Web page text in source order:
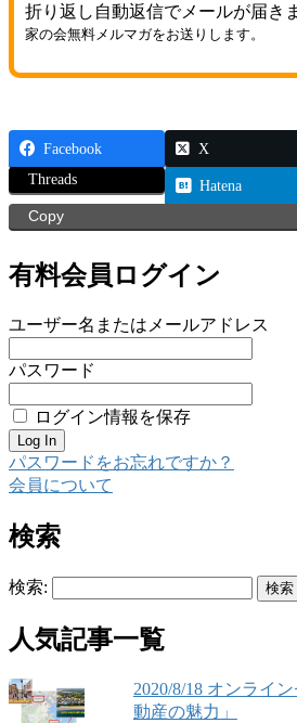
折り返し自動返信でメールが届き
家の会無料メルマガをお送りします。
Facebook X
Threads
Hatena
Copy
有料会員ログイン
ユーザー名またはメールアドレス
パスワード
ログイン情報を保存
パスワードをお忘れですか？
会員について
検索
検索:
人気記事一覧
2020/8/18 オンライ
動産の魅力」